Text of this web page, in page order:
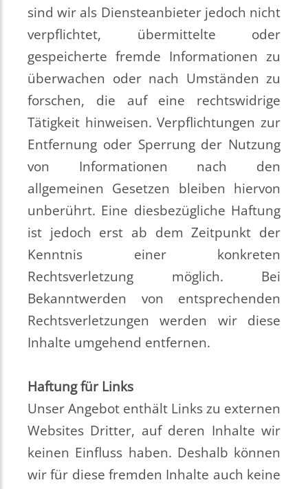
sind wir als Diensteanbieter jedoch nicht
verpflichtet, übermittelte oder
gespeicherte fremde Informationen zu
überwachen oder nach Umständen zu
forschen, die auf eine rechtswidrige
Tätigkeit hinweisen. Verpflichtungen zur
Entfernung oder Sperrung der Nutzung
von Informationen nach den
allgemeinen Gesetzen bleiben hiervon
unberührt. Eine diesbezügliche Haftung
ist jedoch erst ab dem Zeitpunkt der
Kenntnis einer konkreten
Rechtsverletzung möglich. Bei
Bekanntwerden von entsprechenden
Rechtsverletzungen werden wir diese
Inhalte umgehend entfernen.
Haftung für Links
Unser Angebot enthält Links zu externen
Websites Dritter, auf deren Inhalte wir
keinen Einfluss haben. Deshalb können
wir für diese fremden Inhalte auch keine